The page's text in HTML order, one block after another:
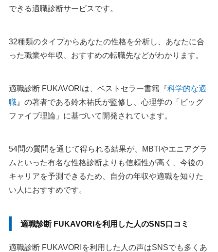
できる適職診断サービスです。
32種類のタイプからあなたの性格を分析し、あなたに合
った職業や年収、おすすめの転職先などがわかります。
適職診断 FUKAVORIは、ベストセラー書籍『科学的な適
職 』の著者である鈴木祐氏が監修し、心理学の「ビッグ
ファイブ理論」に基づいて開発されています。
54問の質問を通じて得られる結果が、MBTIやエニアグラ
ムといった有名な性格診断よりも信頼性が高く、今後の
キャリアを予測できるため、自分の年収や適職を知りた
い人におすすめです。
適職診断 FUKAVORIを利用した人のSNS口コミ
適職診断 FUKAVORIを利用した人の声はSNSでも多くあ